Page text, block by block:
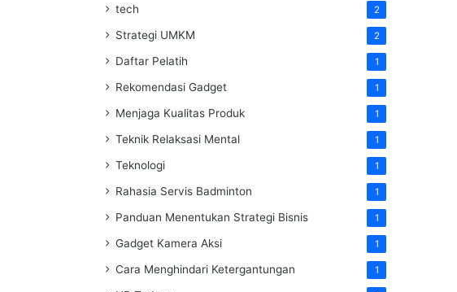
tech 2
Strategi UMKM 2
Daftar Pelatih 1
Rekomendasi Gadget 1
Menjaga Kualitas Produk 1
Teknik Relaksasi Mental 1
Teknologi 1
Rahasia Servis Badminton 1
Panduan Menentukan Strategi Bisnis 1
Gadget Kamera Aksi 1
Cara Menghindari Ketergantungan 1